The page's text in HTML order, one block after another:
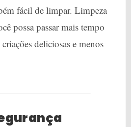
fácil de limpar. Limpeza
possa passar mais tempo
deliciosas e menos